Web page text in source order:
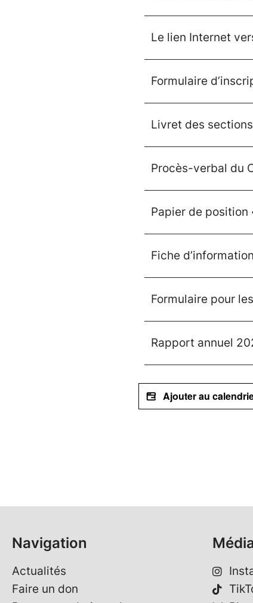
Le lien Internet
Formulaire
Livret des
Procès-verbal du
Papier de position
Fiche
Formulaire pour
Rapport annuel
Ajouter au
Navigation
Actualités
Faire un don